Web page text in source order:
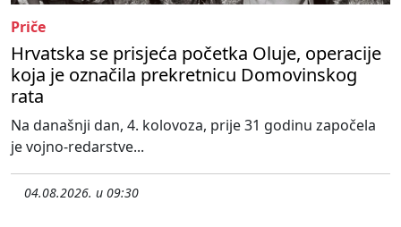
Priče
Hrvatska se prisjeća početka Oluje, operacije
koja je označila prekretnicu Domovinskog
rata
Na današnji dan, 4. kolovoza, prije 31 godinu započela
je vojno-redarstve...
04.08.2026. u 09:30